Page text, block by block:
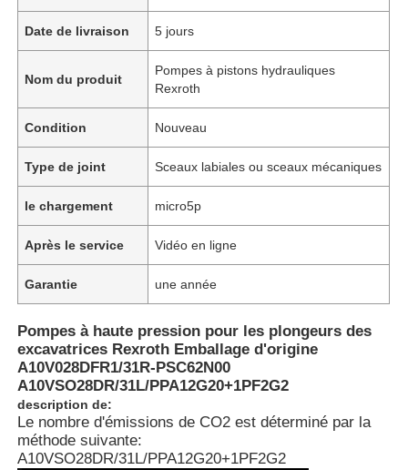
À la maison
Produits
Vidéos
Date de livraison 5 jours
Nom du produit
Pompes à pistons hydrauliques
Rexroth
Condition Nouveau
Type de joint Sceaux labiales ou sceaux mécaniques
le chargement micro5p
Après le service Vidéo en ligne
Garantie une année
Pompes à haute pression pour les plongeurs des
excavatrices Rexroth Emballage d'origine
A10V028DFR1/31R-PSC62N00
A10VSO28DR/31L/PPA12G20+1PF2G2
description de:
Le nombre d'émissions de CO2 est déterminé par la
méthode suivante:
A10VSO28DR/31L/PPA12G20+1PF2G2